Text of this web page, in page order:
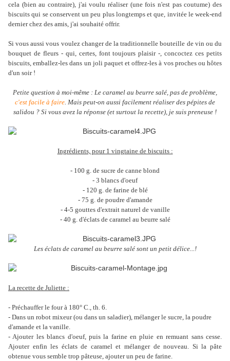
cela (bien au contraire), j'ai voulu réaliser (une fois n'est pas coutume) des
biscuits qui se conservent un peu plus longtemps et que, invitée le week-end
dernier chez des amis, j'ai souhaité offrir.
Si vous aussi vous voulez changer de la traditionnelle bouteille de vin ou du
bouquet de fleurs - qui, certes, font toujours plaisir -, concoctez ces petits
biscuits, emballez-les dans un joli paquet et offrez-les à vos proches ou hôtes
d'un soir !
Petite question à moi-même : Le caramel au beurre salé, pas de problème,
c'est facile à faire. Mais peut-on aussi facilement réaliser des pépites de
salidou ? Si vous avez la réponse (et surtout la recette), je suis preneuse !
Ingrédients, pour 1 vingtaine de biscuits :
- 100 g. de sucre de canne blond
- 3 blancs d'oeuf
- 120 g. de farine de blé
- 75 g. de poudre d'amande
- 4-5 gouttes d'extrait naturel de vanille
- 40 g. d'éclats de caramel au beurre salé
Les éclats de caramel au beurre salé sont un petit délice...!
La recette de Juliette :
- Préchauffer le four à 180° C., th. 6.
- Dans un robot mixeur (ou dans un saladier), mélanger le sucre, la poudre
d'amande et la vanille.
- Ajouter les blancs d'oeuf, puis la farine en pluie en remuant sans cesse.
Ajouter enfin les éclats de caramel et mélanger de nouveau. Si la pâte
obtenue vous semble trop pâteuse, ajouter un peu de farine.